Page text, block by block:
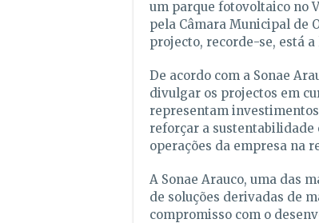
um parque fotovoltaico no
pela Câmara Municipal de
projecto, recorde-se, está
De acordo com a Sonae
divulgar os projectos em
representam
reforçar a
operações da empresa na
A Sonae Arauco, uma das
de soluções derivadas de
compromisso com o